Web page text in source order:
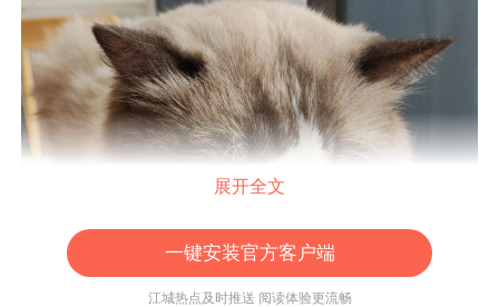
展开全文
一键安装官方客户端
江城热点及时推送 阅读体验更流畅